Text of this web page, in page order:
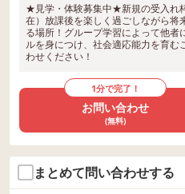
★見学・体験募集中★新規の受入れ
在）放課後を楽しく過ごしながら将
る場所！グループ学習によって他
ルを身につけ、社会適応能力を育
わせください！
1分で完了！
お問い合わせ
(無料)
まとめて問い合わせする